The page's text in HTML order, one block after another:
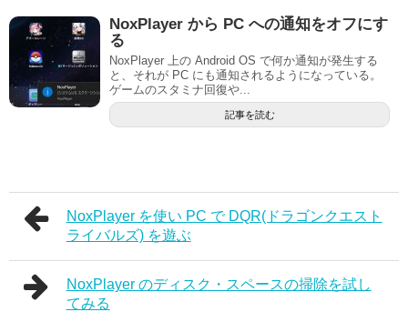
NoxPlayer から PC への通知をオフにす
る
NoxPlayer 上の Android OS で何か通知が発生する
と、それが PC にも通知されるようになっている。
ゲームのスタミナ回復や...
記事を読む
NoxPlayer を使い PC で DQR(ドラゴンクエスト
ライバルズ) を遊ぶ
NoxPlayer のディスク・スペースの掃除を試し
てみる